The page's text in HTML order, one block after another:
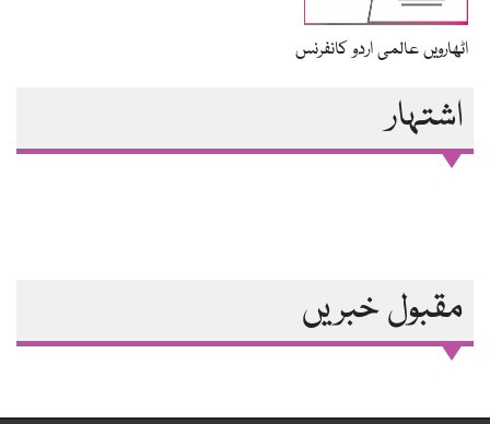
اٹھارویں عالمی اردو کانفرنس
اشتہار
مقبول خبریں